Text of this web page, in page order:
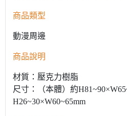
商品類型
動漫周邊
商品說明
材質：壓克力樹脂
尺寸：（本體）約
H26~30×W60~65mm